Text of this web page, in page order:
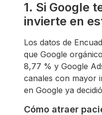
1. Si Google
invierte en
Los datos de
que Google
8,77 % y Google
canales con mayor
en Google ya
Cómo atraer